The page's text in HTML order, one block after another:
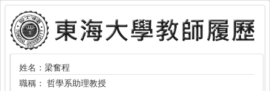
姓名：梁奮程
職稱： 哲學系助理教授